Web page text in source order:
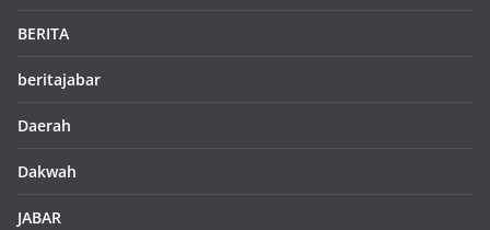
BERITA
beritajabar
Daerah
Dakwah
JABAR